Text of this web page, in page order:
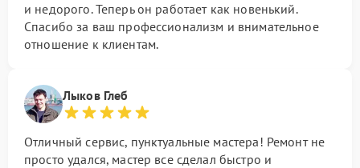
и недорого. Теперь он работает как новенький.
Спасибо за ваш профессионализм и внимательное
отношение к клиентам.
Лыков Глеб
Отличный сервис, пунктуальные мастера! Ремонт не
просто удался, мастер все сделал быстро и